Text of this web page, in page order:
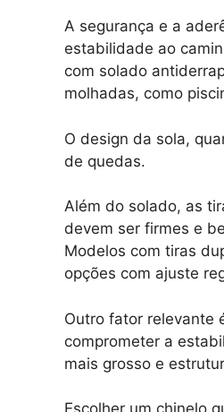
A segurança e a
estabilidade ao
com solado
molhadas, como
O design da sola,
de quedas.
Além do solado, as
devem ser firmes e
Modelos com tiras
opções com ajuste
Outro fator relevante
comprometer a
mais grosso e